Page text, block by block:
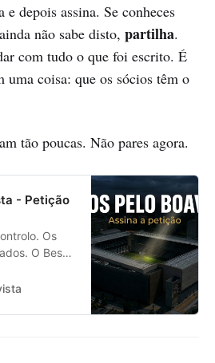
e depois assina. Se conheces
não sabe disto, partilha.
com tudo o que foi escrito. É
uma coisa: que os sócios têm o
tão poucas. Não pares agora.
- Petição
Os
O Bessa